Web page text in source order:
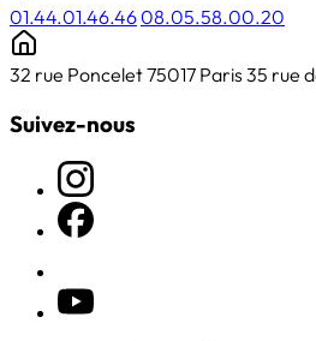
01.44.01.46.4608.05.58.00.20
32 rue Poncelet 75017 Paris 35 rue
Suivez-nous